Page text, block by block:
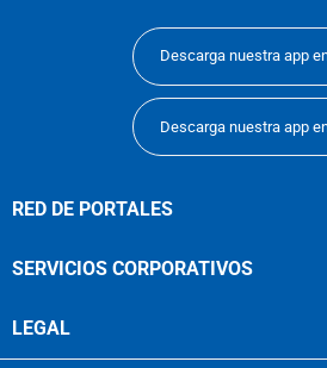
Descarga nuestra app
Descarga nuestra app
RED DE PORTALES
SERVICIOS CORPORATIVOS
LEGAL